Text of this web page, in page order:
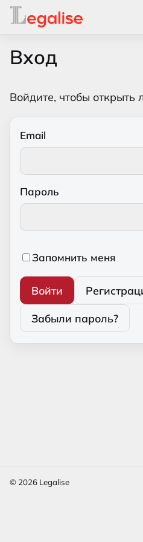
Вход
Войдите, чтобы открыть
Email
Пароль
Запомнить меня
Войти
Забыли пароль?
© 2026 Legalise